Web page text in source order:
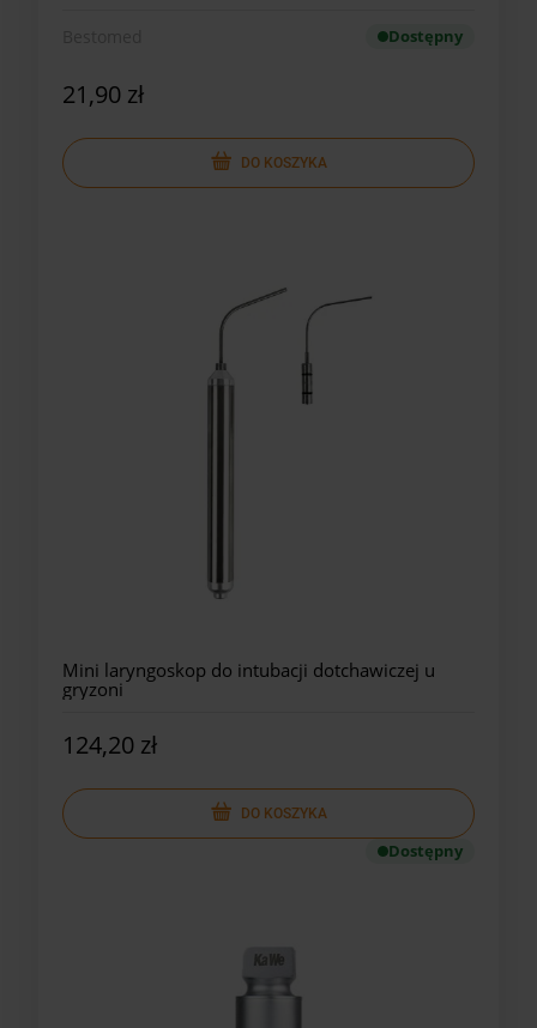
Dostępny
21,90 zł
DO KOSZYKA
Mini laryngoskop do intubacji dotchawiczej u
gryzoni
124,20 zł
DO KOSZYKA
Dostępny